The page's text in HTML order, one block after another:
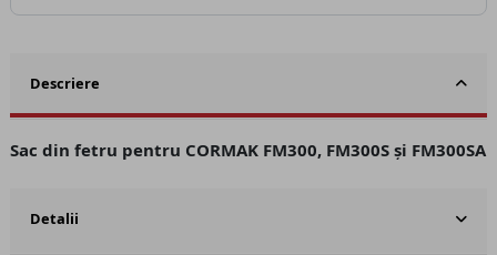
Descriere
Sac din fetru pentru CORMAK FM300, FM300S și FM300SA
Detalii